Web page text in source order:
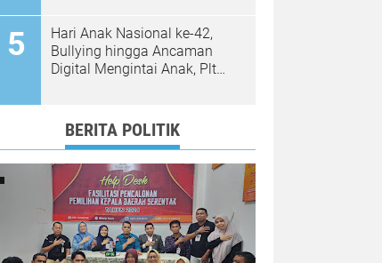
Hari Anak Nasional ke-42,
Bullying hingga Ancaman
Digital Mengintai Anak, Plt
Ramah Anak
BERITA POLITIK